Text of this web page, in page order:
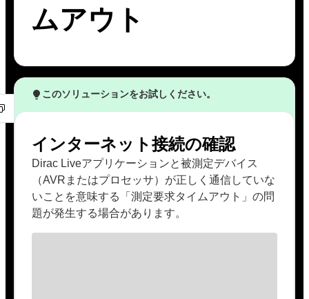
ムアウト
このソリューションをお試しください。
インターネット接続の確認
Dirac Liveアプリケーションと被測定デバイス
（AVRまたはプロセッサ）が正しく通信していな
いことを意味する「測定要求タイムアウト」の問
題が発生する場合があります。